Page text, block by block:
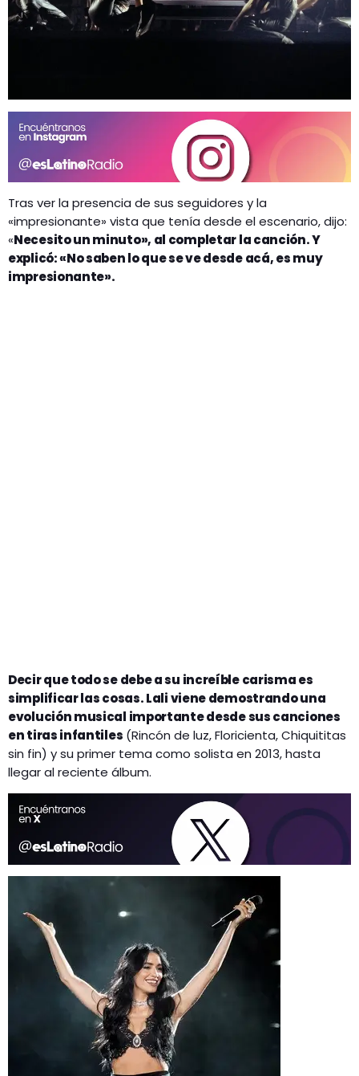
Tras ver la presencia de sus seguidores y la
«impresionante» vista que tenía desde el escenario, dijo:
«Necesito un minuto», al completar la canción. Y
explicó: «No saben lo que se ve desde acá, es muy
impresionante».
Decir que todo se debe a su increíble carisma es
simplificar las cosas. Lali viene demostrando una
evolución musical importante desde sus canciones
en tiras infantiles (Rincón de luz, Floricienta, Chiquititas
sin fin) y su primer tema como solista en 2013, hasta
llegar al reciente álbum.